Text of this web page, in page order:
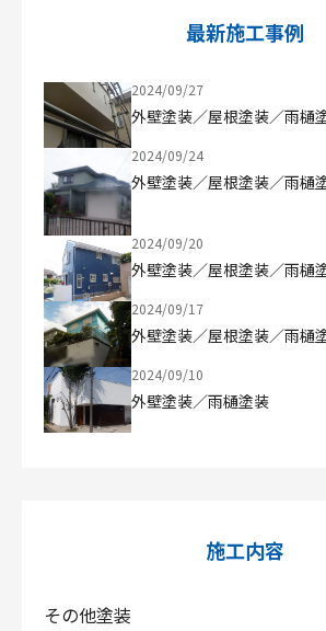
最新施工事例
2024/09/27
外壁塗装／屋根塗装／雨樋
2024/09/24
外壁塗装／屋根塗装／雨樋
2024/09/20
外壁塗装／屋根塗装／雨樋
2024/09/17
外壁塗装／屋根塗装／雨樋
2024/09/10
外壁塗装／雨樋塗装
施工内容
その他塗装